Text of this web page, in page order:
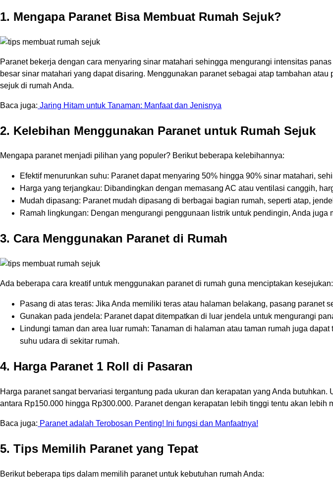
1. Mengapa Paranet Bisa Membuat Rumah Sejuk?
Paranet bekerja dengan cara menyaring sinar matahari sehingga mengurangi intensitas
besar sinar matahari yang dapat disaring. Menggunakan paranet sebagai atap tambahan
sejuk di rumah Anda.
Baca juga: Jaring Hitam untuk Tanaman: Manfaat dan Jenisnya
2. Kelebihan Menggunakan Paranet untuk Rumah Sejuk
Mengapa paranet menjadi pilihan yang populer? Berikut beberapa kelebihannya:
Efektif menurunkan suhu: Paranet dapat menyaring 50% hingga 90% sinar matahari,
Harga yang terjangkau: Dibandingkan dengan memasang AC atau ventilasi canggih,
Mudah dipasang: Paranet mudah dipasang di berbagai bagian rumah, seperti atap,
Ramah lingkungan: Dengan mengurangi penggunaan listrik untuk pendingin, Anda juga
3. Cara Menggunakan Paranet di Rumah
Ada beberapa cara kreatif untuk menggunakan paranet di rumah guna menciptakan kesejukan:
Pasang di atas teras: Jika Anda memiliki teras atau halaman belakang, pasang paranet
Gunakan pada jendela: Paranet dapat ditempatkan di luar jendela untuk mengurangi
Lindungi taman dan area luar rumah: Tanaman di halaman atau taman rumah juga
suhu udara di sekitar rumah.
4. Harga Paranet 1 Roll di Pasaran
Harga paranet sangat bervariasi tergantung pada ukuran dan kerapatan yang Anda
antara Rp150.000 hingga Rp300.000. Paranet dengan kerapatan lebih tinggi tentu akan
Baca juga: Paranet adalah Terobosan Penting! Ini fungsi dan Manfaatnya!
5. Tips Memilih Paranet yang Tepat
Berikut beberapa tips dalam memilih paranet untuk kebutuhan rumah Anda: